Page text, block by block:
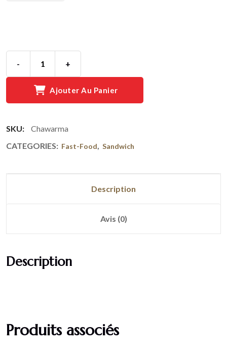
- +
Ajouter Au Panier
SKU:
Chawarma
CATEGORIES: Fast-Food, Sandwich
Description
Avis (0)
Description
Produits associés